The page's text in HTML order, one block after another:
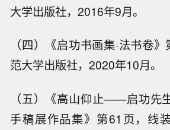
大学出版社，2016年9月。
（四）《启功书画集·法书卷
范大学出版社，2020年10月。
（五）《高山仰止——启功先
手稿展作品集》第61页，线